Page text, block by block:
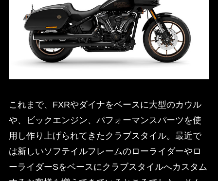
これまで、FXRやダイナをベースに大型のカウル
や、ビックエンジン、パフォーマンスパーツを使
用し作り上げられてきたクラブスタイル。最近で
は新しいソフテイルフレームのローライダーやロ
ーライダーSをベースにクラブスタイルへカスタム